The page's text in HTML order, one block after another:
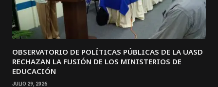
OBSERVATORIO DE POLÍTICAS PÚBLICAS DE LA UASD
RECHAZAN LA FUSIÓN DE LOS MINISTERIOS DE
EDUCACIÓN
JULIO 29, 2026